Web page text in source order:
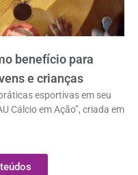
benefício para
e crianças
esportivas em seu
Cálcio em Ação”, criada em